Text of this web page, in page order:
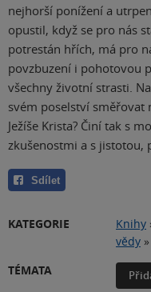
nejhorší ponížení a
opustil, když se pro nás
potrestán hřích, má pro
povzbuzení i pohotovou
všechny životní strasti.
svém poselství směřovat
Ježíše Krista? Činí tak s
zkušenostmi a s jistotou,
Sdílet
KATEGORIE Knihy
vědy »
TÉMATA